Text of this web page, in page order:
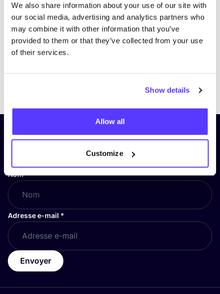
We also share information about your use of our site with
our social media, advertising and analytics partners who
may combine it with other information that you’ve
provided to them or that they’ve collected from your use
of their services.
Show details
Allow all
Customize
Inscrivez-vous à notre lettre
d’information et restez informé !
Nom*
Adresse e-mail *
Envoyer